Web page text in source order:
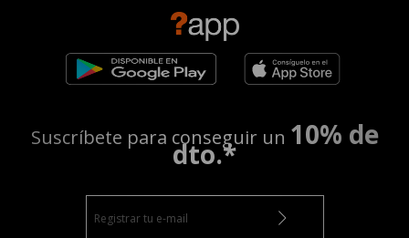
Suscríbete para conseguir un 10% de
dto.*